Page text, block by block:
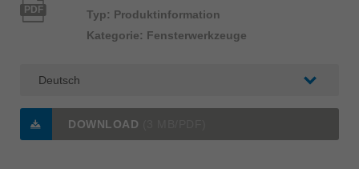
PDF
Typ: Produktinformation
Kategorie: Fensterwerkzeuge
DOWNLOAD